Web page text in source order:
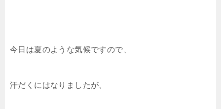
今日は夏のような気候ですので、
汗だくにはなりましたが、